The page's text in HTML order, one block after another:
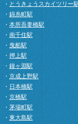
・ とうきょうスカイツリー
・ 錦糸町駅
・ 本所吾妻橋駅
・ 南千住駅
・ 曳船駅
・ 押上駅
・ 鐘ヶ淵駅
・ 京成上野駅
・ 日本橋駅
・ 京橋駅
・ 茅場町駅
・ 東大島駅